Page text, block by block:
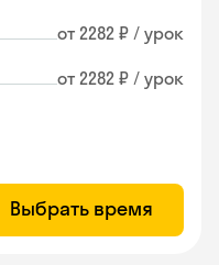
от 2282 ₽ / урок
от 2282 ₽ / урок
Выбрать время